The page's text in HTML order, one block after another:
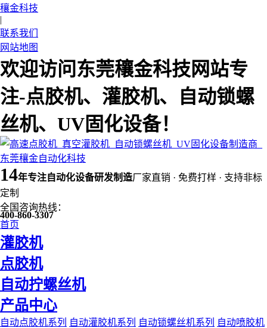
穰金科技
|
联系我们
网站地图
欢迎访问东莞穰金科技网站专
注-点胶机、灌胶机、自动锁螺
丝机、UV固化设备！
14年专注自动化设备研发制造厂家直销 · 免费打样 · 支持非标
定制
全国咨询热线：
400-860-3307
首页
灌胶机
点胶机
自动拧螺丝机
产品中心
自动点胶机系列 自动灌胶机系列 自动锁螺丝机系列 自动喷胶机